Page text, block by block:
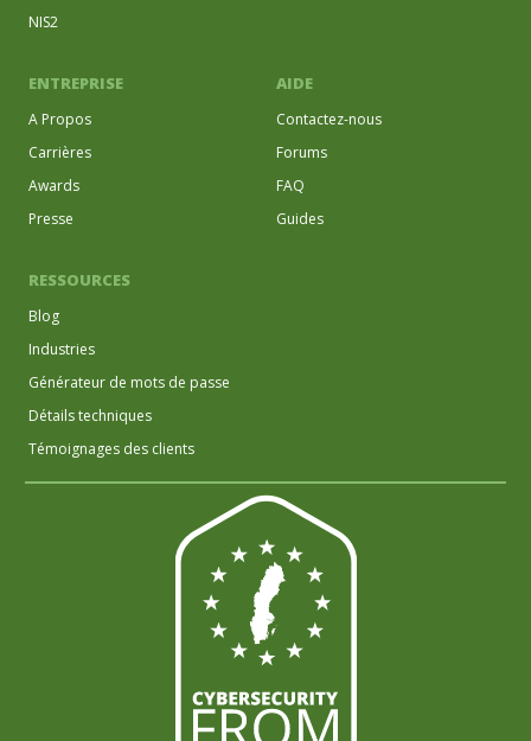
NIS2
ENTREPRISE
A Propos
Carrières
Awards
Presse
AIDE
Contactez-nous
Forums
FAQ
Guides
RESSOURCES
Blog
Industries
Générateur de mots de passe
Détails techniques
Témoignages des clients